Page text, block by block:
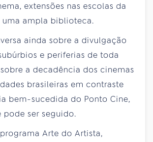
extensões nas escolas da
uma ampla biblioteca.
ainda sobre a divulgação
e periferias de toda
a decadência dos cinemas
brasileiras em contraste
bem-sucedida do Ponto Cine,
pode ser seguido.
Arte do Artista,